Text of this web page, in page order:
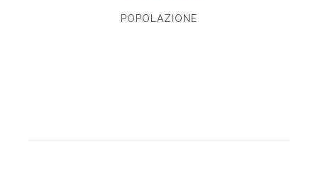
POPOLAZIONE